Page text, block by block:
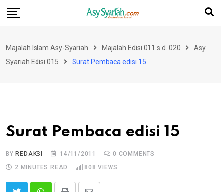
Skip
Majalah Islam Asy-Syariah Majalah Edisi 011 s.d. 020
Asy
Syariah Edisi 015
Surat Pembaca edisi 15
Surat Pembaca edisi 15
BYREDAKSI 14/11/2011 0 COMMENTS
2 MINUTES READ
808 VIEWS